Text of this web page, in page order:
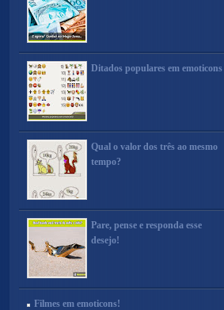
Ditados populares em emoticons
Qual o valor dos três ao mesmo
tempo?
Pare, pense e responda esse
desejo!
Filmes em emoticons!